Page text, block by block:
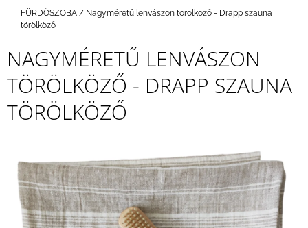
Kezdőlap
FÜRDŐSZOBA / Nagyméretű lenvászon törölköző - Drapp szauna
törölköző
NAGYMÉRETŰ LENVÁSZON
TÖRÖLKÖZŐ - DRAPP SZAUNA
TÖRÖLKÖZŐ
E
R
E
S
?